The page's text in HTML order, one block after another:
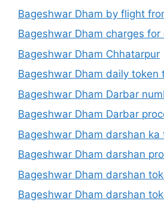
Bageshwar Dham by flight
Bageshwar Dham charges for
Bageshwar Dham Chhatarpur
Bageshwar Dham daily token
Bageshwar Dham Darbar
Bageshwar Dham Darbar
Bageshwar Dham darshan ka
Bageshwar Dham darshan
Bageshwar Dham darshan
Bageshwar Dham darshan